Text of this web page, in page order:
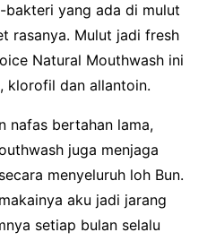
yang ada di mulut
rasanya. Mulut jadi fresh
Natural Mouthwash ini
klorofil dan allantoin.
nafas bertahan lama,
juga menjaga
menyeluruh loh Bun.
aku jadi jarang
setiap bulan selalu